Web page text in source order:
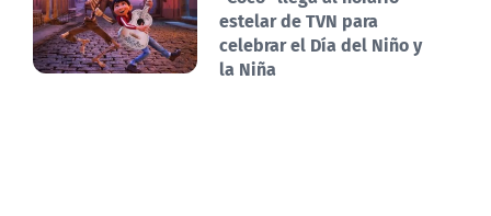
estelar de TVN para
celebrar el Día del Niño y
la Niña